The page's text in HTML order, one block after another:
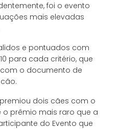
foi o evento
mais elevadas
e pontuados com
para cada critério, que
o documento de
dois cães com o
o prêmio mais raro que a
do Evento que